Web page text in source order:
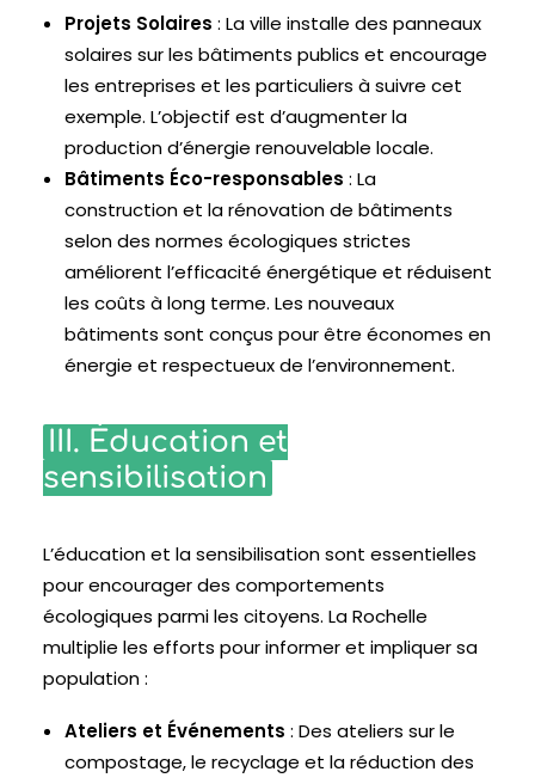
Projets Solaires : La ville installe des panneaux
solaires sur les bâtiments publics et encourage
les entreprises et les particuliers à suivre cet
exemple. L’objectif est d’augmenter la
production d’énergie renouvelable locale.
Bâtiments Éco-responsables : La
construction et la rénovation de bâtiments
selon des normes écologiques strictes
améliorent l’efficacité énergétique et réduisent
les coûts à long terme. Les nouveaux
bâtiments sont conçus pour être économes en
énergie et respectueux de l’environnement.
III. Éducation et
sensibilisation
L’éducation et la sensibilisation sont essentielles
pour encourager des comportements
écologiques parmi les citoyens. La Rochelle
multiplie les efforts pour informer et impliquer sa
population :
Ateliers et Événements : Des ateliers sur le
compostage, le recyclage et la réduction des